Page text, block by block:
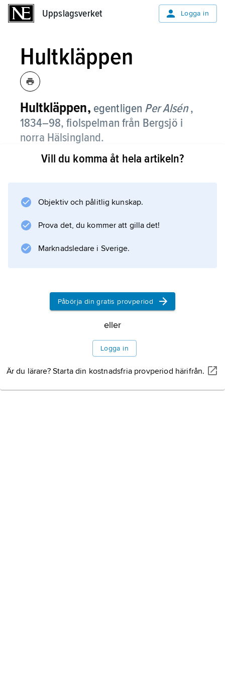
Uppslagsverket Logga in
Hultkläppen
Hultkläppen, egentligen Per Alsén ,
1834–98, fiolspelman från Bergsjö i
norra Hälsingland.
Trots att H. omtalas som en mycket skicklig
spelmän är hans person lika känd som hans
Vill du komma åt hela artikeln?
Objektiv och pålitlig kunskap.
Prova det, du kommer att gilla det!
Marknadsledare i Sverige.
Påbörja din gratis provperiod
eller
Logga in
Är du lärare? Starta din kostnadsfria provperiod härifrån.